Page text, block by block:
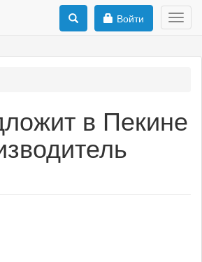
Войти
в Пекине